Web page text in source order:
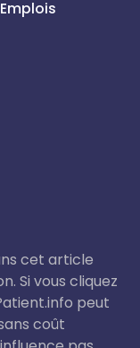
Emplois
cet article
Si vous cliquez
peut
coût